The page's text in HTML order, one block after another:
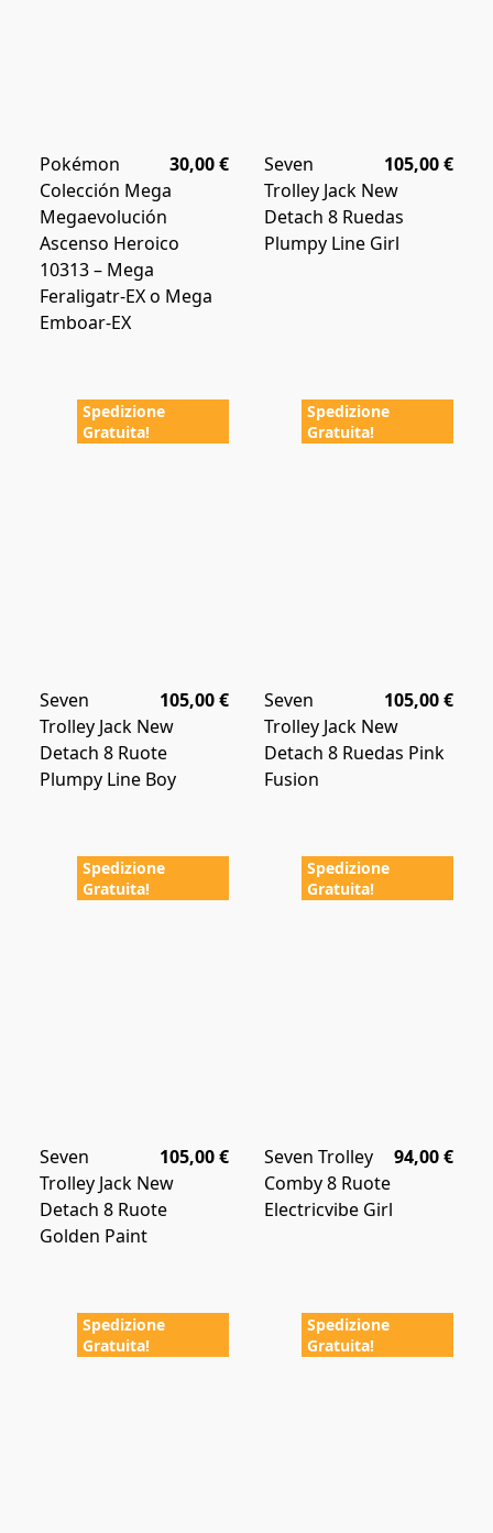
30,00 €
Pokémon
Colección Mega
Megaevolución
Ascenso Heroico
10313 – Mega
Feraligatr-EX o Mega
Emboar-EX
105,00 €
Seven
Trolley Jack New
Detach 8 Ruedas
Plumpy Line Girl
Spedizione
Gratuita!
105,00 €
Seven
Trolley Jack New
Detach 8 Ruote
Plumpy Line Boy
Spedizione
Gratuita!
105,00 €
Seven
Trolley Jack New
Detach 8 Ruedas Pink
Fusion
Spedizione
Gratuita!
105,00 €
Seven
Trolley Jack New
Detach 8 Ruote
Golden Paint
Spedizione
Gratuita!
94,00 €
Seven Trolley
Comby 8 Ruote
Electricvibe Girl
Spedizione
Gratuita!
Spedizione
Gratuita!